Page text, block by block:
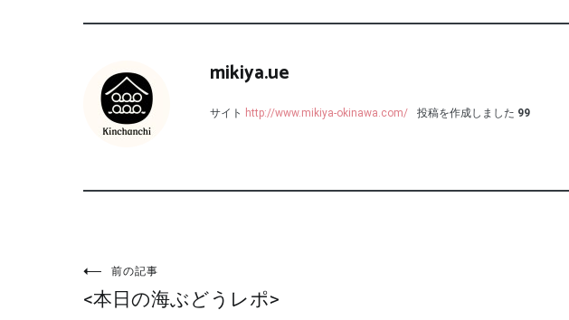
mikiya.ue
サイト http://www.mikiya-okinawa.com/ 投稿を作成しました 99
投前の記事
<本日の海ぶどうレポ>